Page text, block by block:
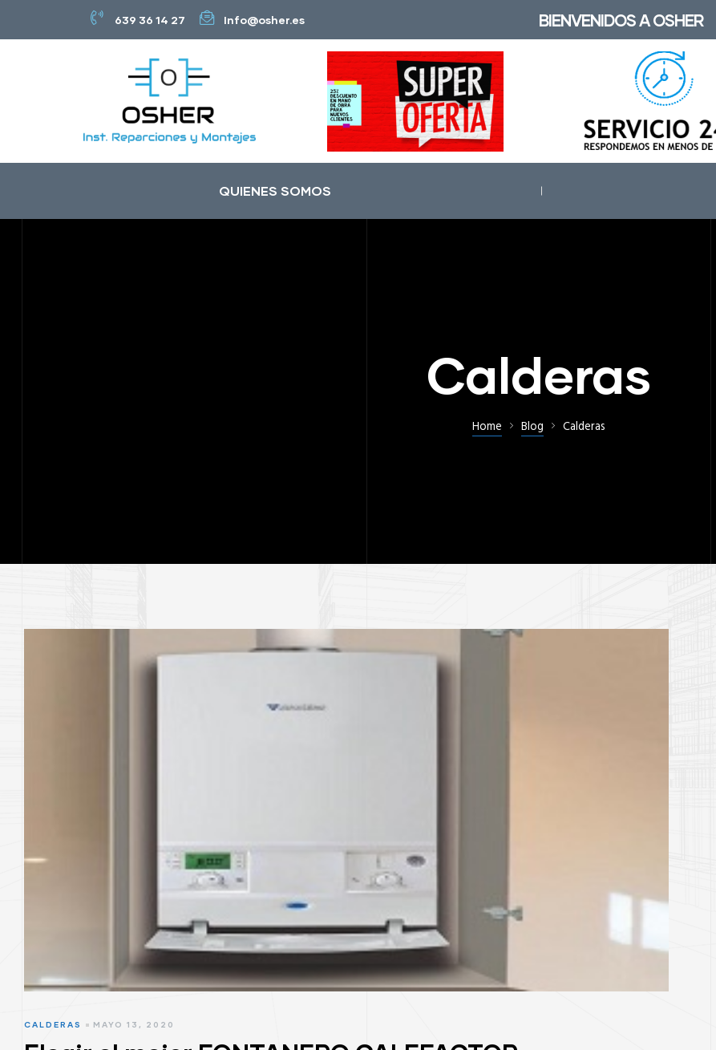
639 36 14 27 Info@osher.es BIENVENIDOS A OSHER
QUIENES SOMOS
Calderas
Home Blog Calderas
CALDERAS MAYO 13, 2020